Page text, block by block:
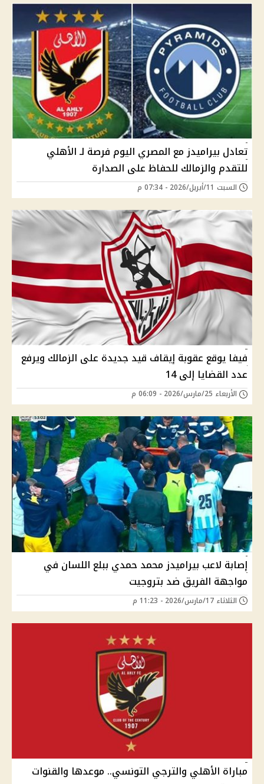
تعادل بيراميدز مع المصري اليوم فرصة لـ الأهلي
للتقدم والزمالك للحفاظ على الصدارة
السبت 11/أبريل/2026 - 07:34 م
فيفا يوقع عقوبة إيقاف قيد جديدة على الزمالك ويرفع
عدد القضايا إلى 14
الأربعاء 25/مارس/2026 - 06:09 م
إصابة لاعب بيراميدز محمد حمدي ببلع اللسان في
مواجهة الفريق ضد بتروجيت
الثلاثاء 17/مارس/2026 - 11:23 م
مباراة الأهلي والترجي التونسي.. موعدها والقنوات